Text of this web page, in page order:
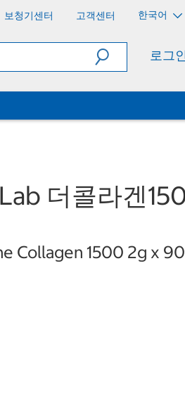
보청기센터 고객센터 한국어
로그
더콜라겐
Collagen 1500 2g x